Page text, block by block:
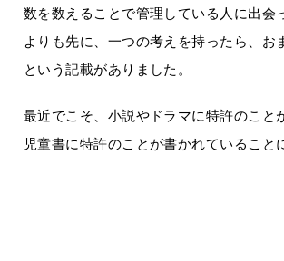
数を数えることで管理している人に出
よりも先に、一つの考えを持ったら、お
という記載がありました。
最近でこそ、小説やドラマに特許のこと
児童書に特許のことが書かれていること